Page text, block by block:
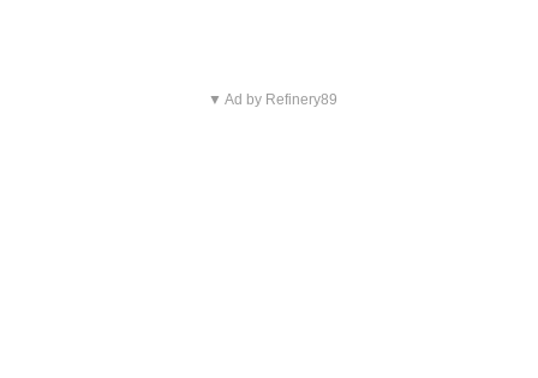
▼ Ad by Refinery89